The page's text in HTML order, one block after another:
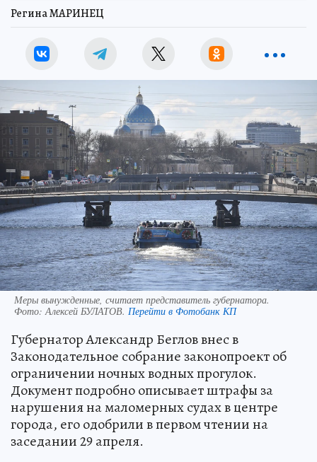
Регина МАРИНЕЦ
Меры вынужденные, считает представитель губернатора.
Фото:Алексей БУЛАТОВ. Перейти в Фотобанк КП
Губернатор Александр Беглов внес в
Законодательное собрание законопроект об
ограничении ночных водных прогулок.
Документ подробно описывает штрафы за
нарушения на маломерных судах в центре
города, его одобрили в первом чтении на
заседании 29 апреля.